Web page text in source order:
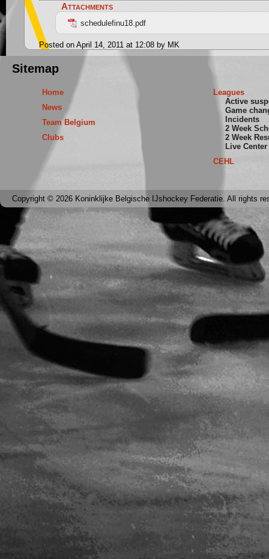
Attachments
schedulefinu18.pdf
Posted on April 14, 2011 at 12:08 by MK
Sitemap
Home
News
Team Belgium
Clubs
Leagues
Active
Game
Incidents
2 Week
2 Week
Live Center
CEHL
Copyright © 2026 Koninklijke Belgische IJshockey Federatie. All rights